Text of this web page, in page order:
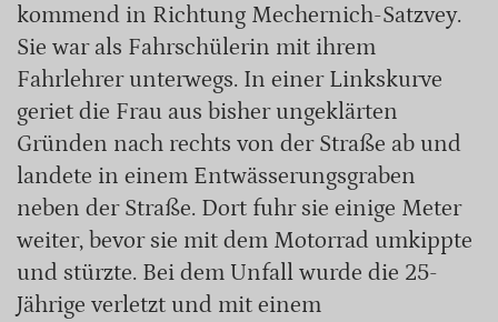
kommend in Richtung Mechernich-Satzvey.
Sie war als Fahrschülerin mit ihrem
Fahrlehrer unterwegs. In einer Linkskurve
geriet die Frau aus bisher ungeklärten
Gründen nach rechts von der Straße ab und
landete in einem Entwässerungsgraben
neben der Straße. Dort fuhr sie einige Meter
weiter, bevor sie mit dem Motorrad umkippte
und stürzte. Bei dem Unfall wurde die 25-
Jährige verletzt und mit einem